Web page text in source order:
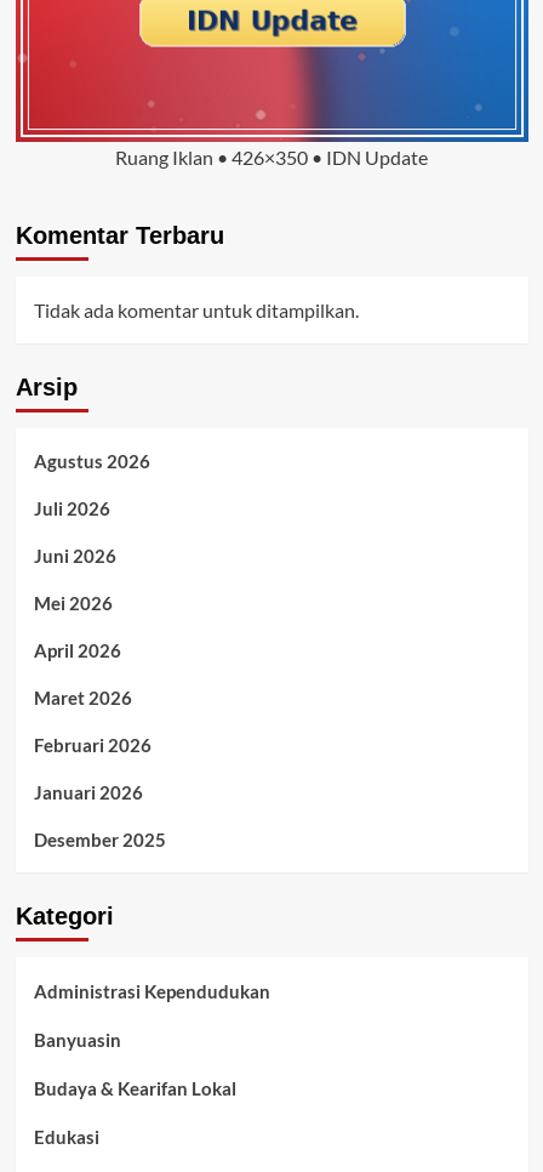
Ruang Iklan • 426×350 • IDN Update
Komentar Terbaru
Tidak ada komentar untuk ditampilkan.
Arsip
Agustus 2026
Juli 2026
Juni 2026
Mei 2026
April 2026
Maret 2026
Februari 2026
Januari 2026
Desember 2025
Kategori
Administrasi Kependudukan
Banyuasin
Budaya & Kearifan Lokal
Edukasi